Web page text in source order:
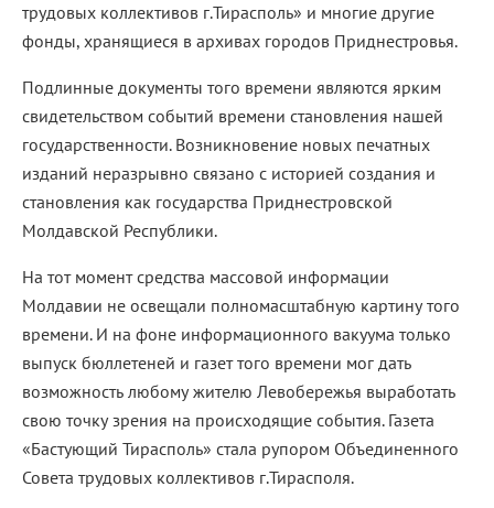
трудовых коллективов г.Тирасполь» и многие другие
фонды, хранящиеся в архивах городов Приднестровья.
Подлинные документы того времени являются ярким
свидетельством событий времени становления нашей
государственности. Возникновение новых печатных
изданий неразрывно связано с историей создания и
становления как государства Приднестровской
Молдавской Республики.
На тот момент средства массовой информации
Молдавии не освещали полномасштабную картину того
времени. И на фоне информационного вакуума только
выпуск бюллетеней и газет того времени мог дать
возможность любому жителю Левобережья выработать
свою точку зрения на происходящие события. Газета
«Бастующий Тирасполь» стала рупором Объединенного
Совета трудовых коллективов г.Тирасполя.